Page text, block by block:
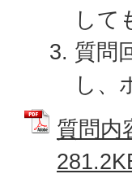
して
質問
し、
質問内